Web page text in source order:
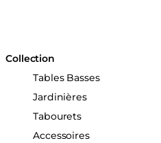
Collection
Tables Basses
Jardinières
Tabourets
Accessoires